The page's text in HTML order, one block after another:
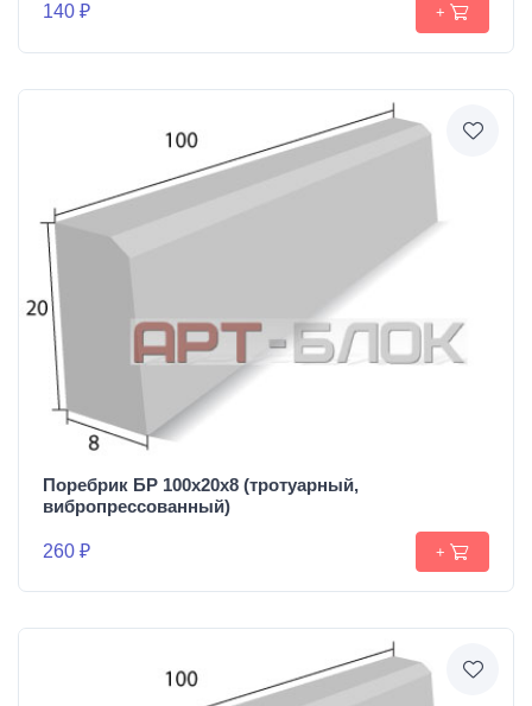
140 ₽ +
Поребрик БР 100х20х8 (тротуарный,
вибропрессованный)
260 ₽ +